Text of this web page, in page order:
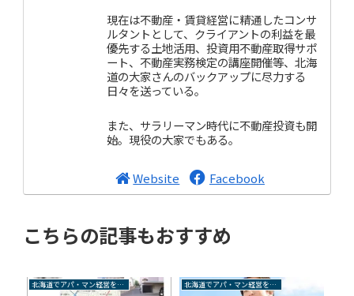
現在は不動産・賃貸経営に精通したコンサ
ルタントとして、クライアントの利益を最
優先する土地活用、投資用不動産取得サポ
ート、不動産実務検定の講座開催等、北海
道の大家さんのバックアップに尽力する
日々を送っている。
また、サラリーマン時代に不動産投資も開
始。現役の大家でもある。
Website Facebook
こちらの記事もおすすめ
北海道でアパ・マン経営を成功させるには 北海道でアパ・マン経営を成功させるには